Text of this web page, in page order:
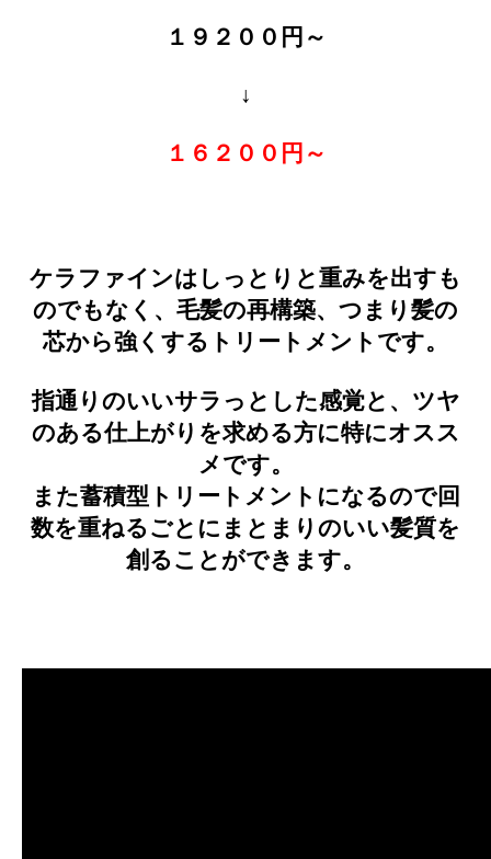
１９２００円～
↓
１６２００ 円～
ケラファインはしっとりと重みを出すも
のでもなく、毛髪の再構築、つまり髪の
芯から強くするトリートメントです。
指通りのいいサラっとした感覚と、ツヤ
のある仕上がりを求める方に特にオスス
メです。
また蓄積型トリートメントになるので回
数を重ねるごとにまとまりのいい髪質を
創ることができます。